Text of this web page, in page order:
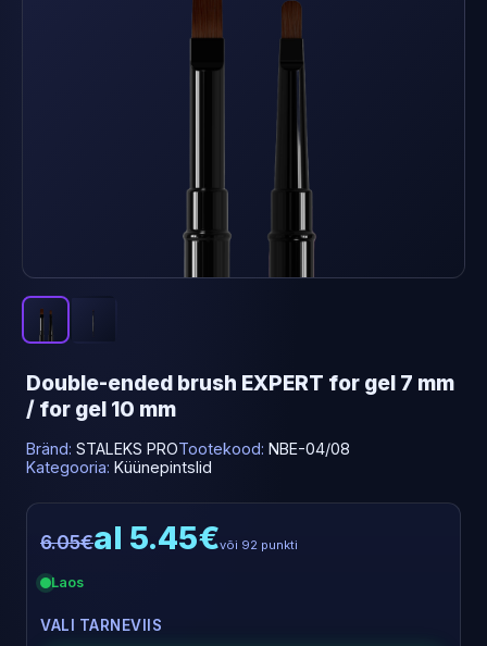
Double-ended brush EXPERT for gel 7 mm
/ for gel 10 mm
Bränd: STALEKS PROTootekood: NBE-04/08
Kategooria: Küünepintslid
6.05€al 5.45€või 92 punkti
Laos
VALI TARNEVIIS